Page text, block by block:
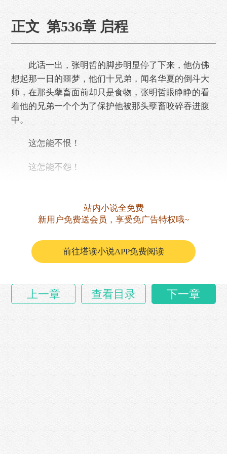
正文 第536章 启程
此话一出，张明哲的脚步明显停了下来，他仿佛
想起那一日的噩梦，他们十兄弟，闻名华夏的倒斗大
师，在那头孽畜面前却只是食物，张明哲眼睁睁的看
着他的兄弟一个个为了保护他被那头孽畜咬碎吞进腹
中。
这怎能不恨！
这怎能不怨！
连自己的女儿也遭受人白眼。
站内小说全免费
新用户免费送会员，享受免广告特权哦~
前往塔读小说APP免费阅读
上一章 查看目录 下一章